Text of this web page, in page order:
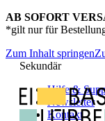
AB SOFORT
*gilt nur für
Zum Inhalt springen
Sekundär
Hilfe &
Newsletter
Kontakt